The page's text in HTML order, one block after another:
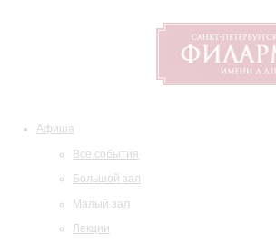
Афиша
Все события
Большой зал
Малый зал
Лекции